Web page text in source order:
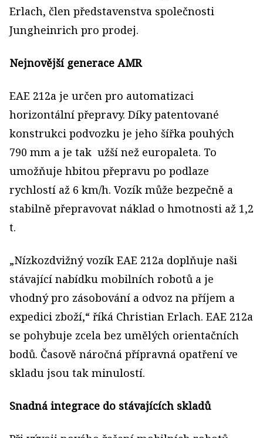
Erlach, člen představenstva společnosti
Jungheinrich pro prodej.
Nejnovější generace AMR
EAE 212a je určen pro automatizaci
horizontální přepravy. Díky patentované
konstrukci podvozku je jeho šířka pouhých
790 mm a je tak užší než europaleta. To
umožňuje hbitou přepravu po podlaze
rychlostí až 6 km/h. Vozík může bezpečně a
stabilně přepravovat náklad o hmotnosti až 1,2
t.
„Nízkozdvižný vozík EAE 212a doplňuje naši
stávající nabídku mobilních robotů a je
vhodný pro zásobování a odvoz na příjem a
expedici zboží,“ říká Christian Erlach. EAE 212a
se pohybuje zcela bez umělých orientačních
bodů. Časově náročná přípravná opatření ve
skladu jsou tak minulostí.
Snadná integrace do stávajících skladů